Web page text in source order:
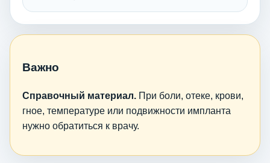
Важно
Справочный материал. При боли, отеке, крови,
гное, температуре или подвижности импланта
нужно обратиться к врачу.